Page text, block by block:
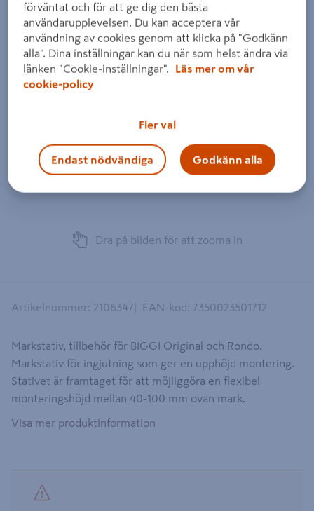
Dra på bilden för att zooma in
Artikelnummer: 2106347 EAN-kod : 7350023501712
Markstativ, tillbehör för BIGGI Original och Rondo.
Markstativ för ingjutning som ger en upphöjd montering.
Stativet är framtaget för att möjliggöra en flexibel
monteringshöjd mellan 40-100 mm ovan mark.
Visa mer produktinformation
förväntat och för att ge dig den bästa
användarupplevelsen. Du kan acceptera vår
användning av cookies genom att klicka på "Godkänn
alla". Dina inställningar kan du när som helst ändra via
länken "Cookie-inställningar".
Läs mer om vår
cookie-policy
Fler val
Endast nödvändiga Godkänn alla